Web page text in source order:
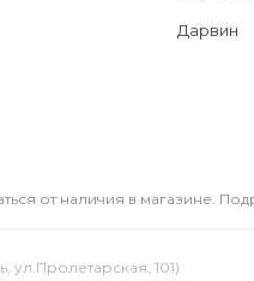
Дарвин
от наличия в магазине.
ул.Пролетарская, 101)